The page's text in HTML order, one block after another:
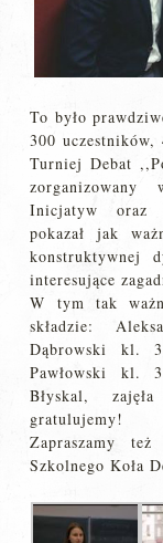
To było
300
Turniej Debat
Inicjatyw oraz
pokazał jak
konstruktywnej
interesujące
W tym tak
składzie:
Dąbrowski kl.
Pawłowski kl.
Błyskal,
gratulujemy!
Zapraszamy
Szkolnego Koła